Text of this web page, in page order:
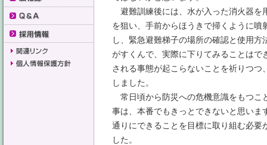
避難訓練後には、水が入った消火器を
を狙い、手前からほうきで掃くように
し、緊急避難梯子の場所の確認と使用
がすくんで、実際に下りてみることは
される事態が起こらないことを祈りつ
しました。
常日頃から防災への危機意識をもつこ
事は、本番でもきっとできないと思い
通りにできることを目標に取り組む必
した。